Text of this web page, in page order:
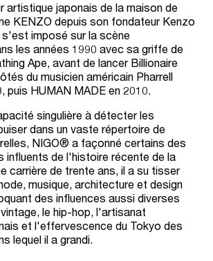
artistique japonais de la maison de
KENZO depuis son fondateur Kenzo
imposé sur la scène
les années 1990 avec sa griffe de
Ape, avant de lancer Billionaire
du musicien américain Pharrell
puis HUMAN MADE en 2010.
singulière à détecter les
dans un vaste répertoire de
NIGO® a façonné certains des
influents de l'histoire récente de la
carrière de trente ans, il a su tisser
musique, architecture et design
des influences aussi diverses
le hip-hop, l'artisanat
et l'effervescence du Tokyo des
lequel il a grandi.